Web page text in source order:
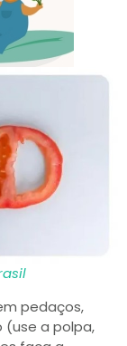
pedaços,
a polpa,